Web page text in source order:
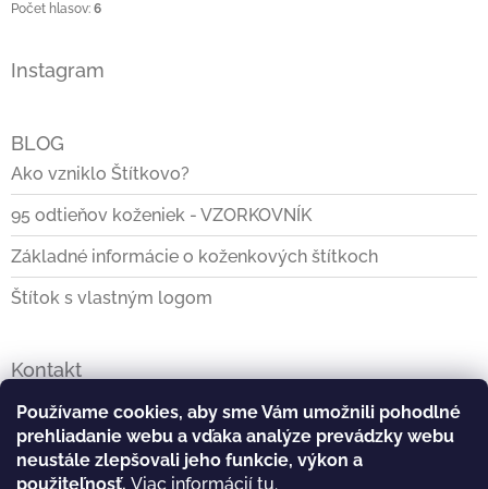
Používame cookies, aby sme Vám umožnili pohodlné
prehliadanie webu a vďaka analýze prevádzky webu
neustále zlepšovali jeho funkcie, výkon a
použiteľnosť. Viac informácií tu.
Počet hlasov: 6
Instagram
BLOG
Ako vzniklo Štítkovo?
95 odtieňov koženiek - VZORKOVNÍK
Základné informácie o koženkových štítkoch
Štítok s vlastným logom
Kontakt
info@stitkovo.sk
0903928140